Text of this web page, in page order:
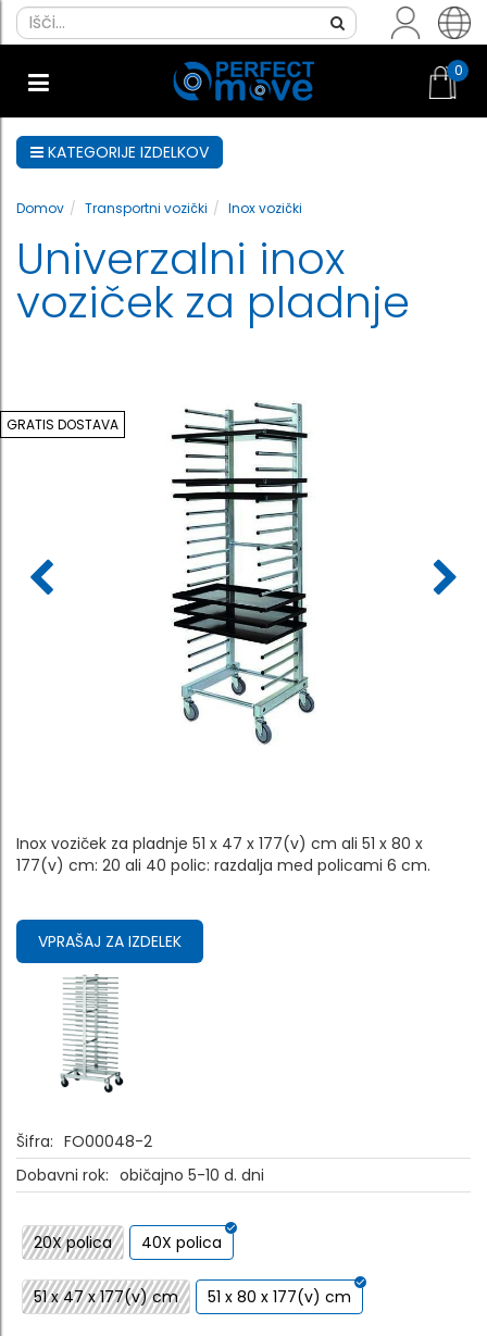
0
KATEGORIJE IZDELKOV
Domov Transportni vozički Inox vozički
Univerzalni inox
voziček za pladnje
GRATIS DOSTAVA
Inox voziček za pladnje 51 x 47 x 177(v) cm ali 51 x 80 x
177(v) cm: 20 ali 40 polic: razdalja med policami 6 cm.
VPRAŠAJ ZA IZDELEK
Šifra: FO00048-2
Dobavni rok: običajno 5-10 d. dni
20X polica 40X polica
51 x 47 x 177(v) cm 51 x 80 x 177(v) cm